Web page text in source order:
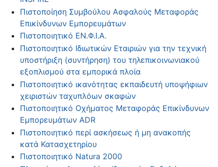
Πιστοποίηση Συμβούλου Ασφαλούς Μεταφοράς
Επικίνδυνων Εμπορευμάτων
Πιστοποιητικό ΕΝ.Φ.Ι.Α.
Πιστοποιητικό Ιδιωτικών Εταιριών για την τεχνική
υποστήριξη (συντήρηση) του τηλεπικοινωνιακού
εξοπλισμού στα εμπορικά πλοία
Πιστοποιητικό ικανότητας εκπαιδευτή υποψήφιων
χειριστών ταχυπλόων σκαφών
Πιστοποιητικό Οχήματος Μεταφοράς Επικίνδυνων
Εμπορευμάτων ADR
Πιστοποιητικό περί ασκήσεως ή μη ανακοπής
κατά Κατασχετηρίου
Πιστοποιητικό Natura 2000